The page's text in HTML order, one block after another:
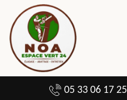
05 33 06 17 25